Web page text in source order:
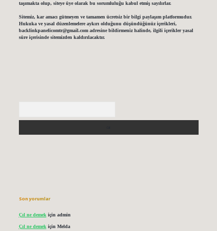
taşımakta olup, siteye üye olarak bu sorumluluğu kabul etmiş sayılırlar.
Sitemiz, kar amacı gütmeyen ve tamamen ücretsiz bir bilgi paylaşım platformudur.
Hukuka ve yasal düzenlemelere aykırı olduğunu düşündüğünüz içerikleri,
backlinkpanelicomtr@gmail.comadresine bildirmeniz halinde, ilgili içerikler yasal
süre içerisinde sitemizden kaldırılacaktır.
Son yorumlar
Çıl ne demek için admin
Çıl ne demek için Melda